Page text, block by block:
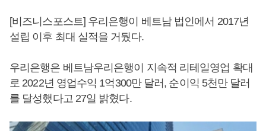
[비즈니스포스트] 우리은행이 베트남 법인에서 2017년
설립 이후 최대 실적을 거뒀다.
우리은행은 베트남우리은행이 지속적 리테일영업 확대
로 2022년 영업수익 1억300만 달러, 순이익 5천만 달러
를 달성했다고 27일 밝혔다.